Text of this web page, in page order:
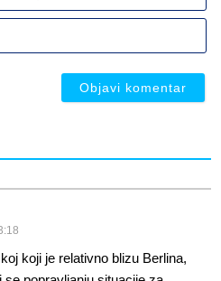
koji je relativno blizu Berlina,